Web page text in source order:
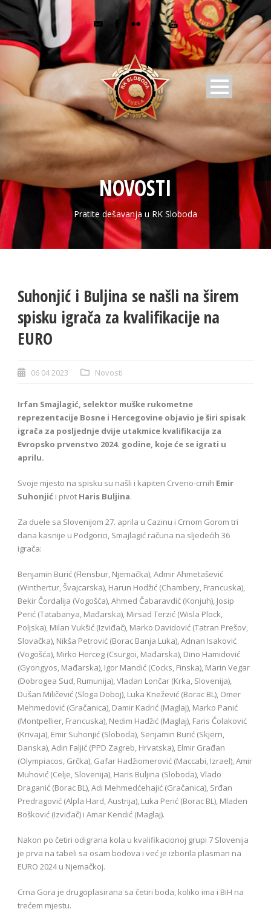
NOVOSTI
Pratite dešavanja u RK Sloboda
Suhonjić i Buljina se našli na širem
spisku igrača za kvalifikacije na
EURO
06 04 2023 Novosti
Irfan Smajlagić, selektor muške rukometne
reprezentacije Bosne i Hercegovine objavio je širi spisak
igrača za posljednje dvije utakmice kvalifikacija za
Evropsko prvenstvo 2024. godine, koje će se igrati u
aprilu.
Svoje mjesto na spisku su našli i kapiten Crveno-crnih Emir
Suhonjić i pivot Haris Buljina.
Za duele sa Slovenijom 27. aprila u Cazinu i Crnom Gorom tri
dana kasnije u Podgorici, Smajlagić računa na sljedećih 36
igrača:
Benjamin Burić (Flensbur, Njemačka), Admir Ahmetašević
(Winthertur, Švajcarska), Harun Hodžić (Chambery, Francuska),
Bekir Čordalija (Vogošća), Ahmed Čabaravdić (Konjuh), Josip
Perić (Tatabanya, Mađarska), Mirsad Terzić (Wisla Plock,
Poljska), Milan Vukšić (Izviđač), Marko Davidović (Tatran Prešov,
Slovačka), Nikša Petrović (Borac Banja Luka), Adnan Isaković
(Vogošća), Mirko Herceg (Csurgoi, Mađarska), Dino Hamidović
(Gyongyos, Mađarska), Igor Mandić (Cocks, Finska), Marin Vegar
(Dobrogea Sud, Rumunija), Vladan Lončar (Krka, Slovenija),
Dušan Miličević (Sloga Doboj), Luka Knežević (Borac BL), Omer
Mehmedović (Gračanica), Damir Kadrić (Maglaj), Marko Panić
(Montpellier, Francuska), Nedim Hadžić (Maglaj), Faris Čolaković
(Krivaja), Emir Suhonjić (Sloboda), Senjamin Burić (Skjern,
Danska), Adin Faljić (PPD Zagreb, Hrvatska), Elmir Građan
(Olympiacos, Grčka), Gafar Hadžiomerović (Maccabi, Izrael), Amir
Muhović (Celje, Slovenija), Haris Buljina (Sloboda), Vlado
Draganić (Borac BL), Adi Mehmedćehajić (Gračanica), Srđan
Predragović (Alpla Hard, Austrija), Luka Perić (Borac BL), Mladen
Bošković (Izviđač) i Amar Kendić (Maglaj).
Nakon po četiri odigrana kola u kvalifikacionoj grupi 7 Slovenija
je prva na tabeli sa osam bodova i već je izborila plasman na
EURO 2024 u Njemačkoj.
Crna Gora je drugoplasirana sa četiri boda, koliko ima i BiH na
trećem mjestu.